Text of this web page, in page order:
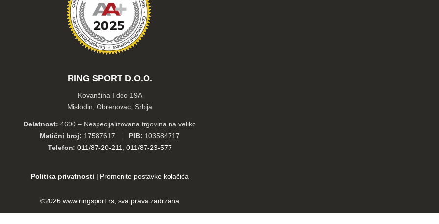
RING SPORT D.O.O.
Kovančina I deo 19A
Mislođin, Obrenovac, Srbija
Delatnost: 4690 – Nespecijalizovana trgovina na veliko
Matični broj: 17587617 | PIB: 103584717
Telefon: 011/87-20-211 011/87-23-577
Politika privatnosti | Promenite postavke kolačića
©2026 www.ringsport.rs , sva prava zadržana